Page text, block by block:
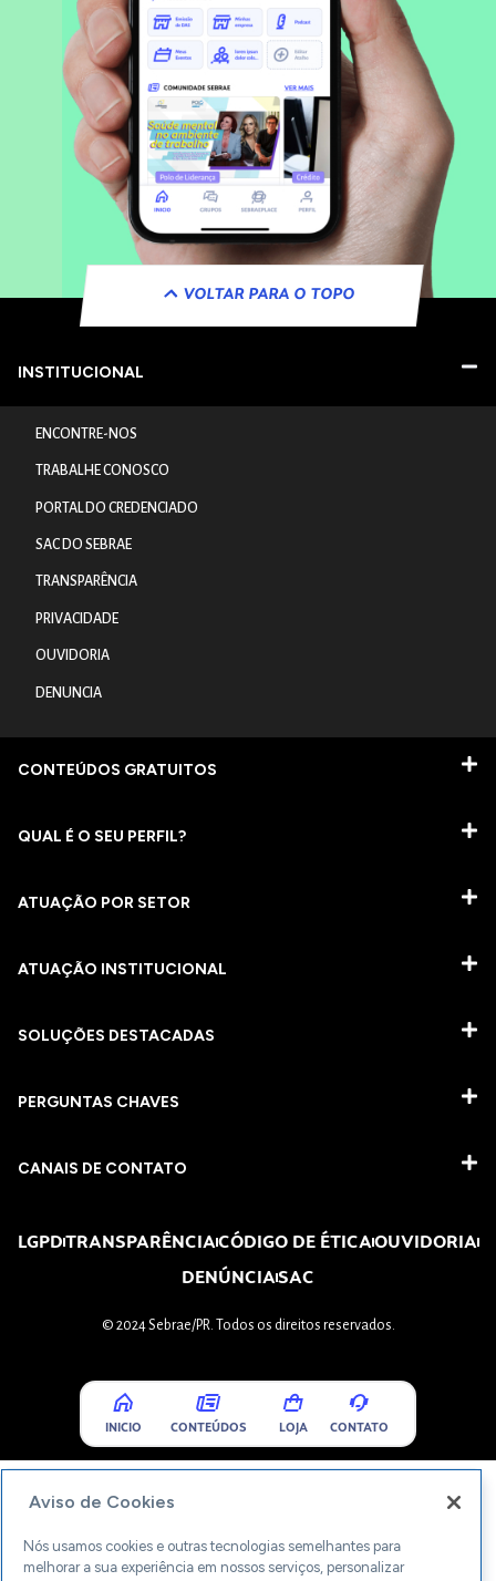
VOLTAR PARA O TOPO
INSTITUCIONAL
ENCONTRE-NOS
TRABALHE CONOSCO
PORTAL DO CREDENCIADO
SAC DO SEBRAE
TRANSPARÊNCIA
PRIVACIDADE
OUVIDORIA
DENUNCIA
CONTEÚDOS GRATUITOS
QUAL É O SEU PERFIL?
ATUAÇÃO POR SETOR
ATUAÇÃO INSTITUCIONAL
SOLUÇÕES DESTACADAS
PERGUNTAS CHAVES​
CANAIS DE CONTATO
LGPDTRANSPARÊNCIACÓDIGO DE ÉTICAOUVIDORIA
DENÚNCIASAC
© 2024 Sebrae/PR. Todos os direitos reservados.
INICIO CONTEÚDOS LOJA CONTATO
Aviso de Cookies
Nós usamos cookies e outras tecnologias semelhantes para
melhorar a sua experiência em nossos serviços, personalizar